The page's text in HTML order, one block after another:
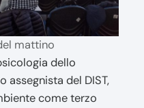
mattino
dello
assegnista del DIST,
come terzo